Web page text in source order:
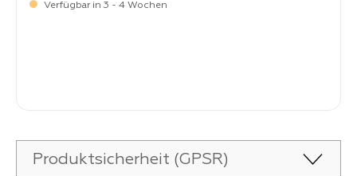
Verfügbar in 3 - 4 Wochen
Produktsicherheit (GPSR)